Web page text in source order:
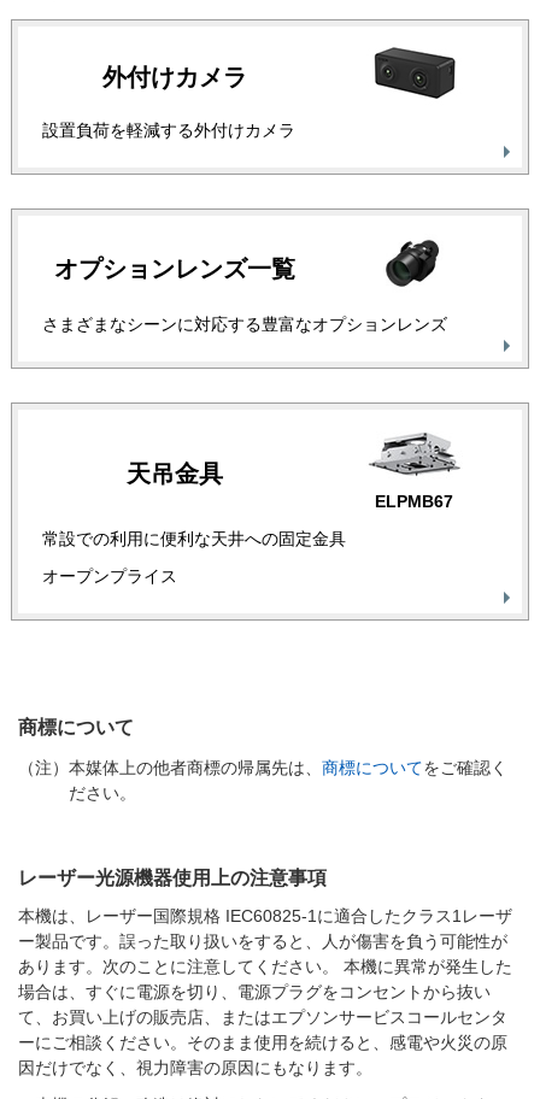
外付けカメラ
設置負荷を軽減する外付けカメラ
オプションレンズ一覧
さまざまなシーンに対応する豊富なオプションレンズ
天吊金具
ELPMB67
常設での利用に便利な天井への固定金具
オープンプライス
商標について
（注） 本媒体上の他者商標の帰属先は、 商標についてをご確認く
ださい。
レーザー光源機器使用上の注意事項
本機は、レーザー国際規格 IEC60825-1に適合したクラス1レーザ
ー製品です。誤った取り扱いをすると、人が傷害を負う可能性が
あります。次のことに注意してください。
本機に異常が発生した
場合は、すぐに電源を切り、電源プラグをコンセントから抜い
て、お買い上げの販売店、またはエプソンサービスコールセンタ
ーにご相談ください。そのまま使用を続けると、感電や火災の原
因だけでなく、視力障害の原因にもなります。